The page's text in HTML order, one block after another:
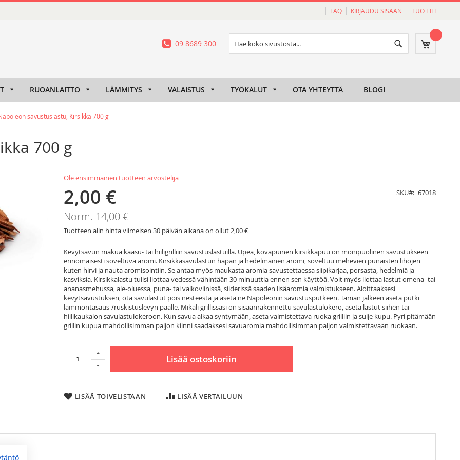
FAQ KIRJAUDU SISÄÄN LUO TILI
Ostoskori
Haku
09 8689 300
RUOANLAITTO LÄMMITYS VALAISTUS TYÖKALUT OTA YHTEYTTÄ BLOGI
savustuslastu, Kirsikka 700 g
700 g
Ole ensimmäinen tuotteen arvostelija
Tarjoushinta
2,00 €
Norm. 14,00 €
Tuotteen alin hinta viimeisen 30 päivän aikana on ollut 2,00 €
SKU 67018
Kevytsavun makua kaasu- tai hiiligrilliin savustuslastuilla. Upea, kovapuinen kirsikkapuu on monipuolinen savustukseen
erinomaisesti soveltuva aromi. Kirsikkasavulastun hapan ja hedelmäinen aromi, soveltuu mehevien punaisten lihojen
kuten hirvi ja nauta aromisointiin. Se antaa myös maukasta aromia savustettaessa siipikarjaa, porsasta, hedelmiä ja
kasviksia. Kirsikkalastu tulisi liottaa vedessä vähintään 30 minuuttia ennen sen käyttöä. Voit myös liottaa lastut omena- tai
ananasmehussa, ale-oluessa, puna- tai valkoviinissä, siiderissä saaden lisäaromia valmistukseen. Aloittaaksesi
kevytsavustuksen, ota savulastut pois nesteestä ja aseta ne Napoleonin savustusputkeen. Tämän jälkeen aseta putki
lämmöntasaus-/ruskistuslevyn päälle. Mikäli grillissäsi on sisäänrakennettu savulastulokero, aseta lastut siihen tai
hiilikaukalon savulastulokeroon. Kun savua alkaa syntymään, aseta valmistettava ruoka grilliin ja sulje kupu. Pyri pitämään
grillin kupua mahdollisimman paljon kiinni saadaksesi savuaromia mahdollisimman paljon valmistettavaan ruokaan.
Lisää ostoskoriin
LISÄÄ TOIVELISTAAN LISÄÄ VERTAILUUN